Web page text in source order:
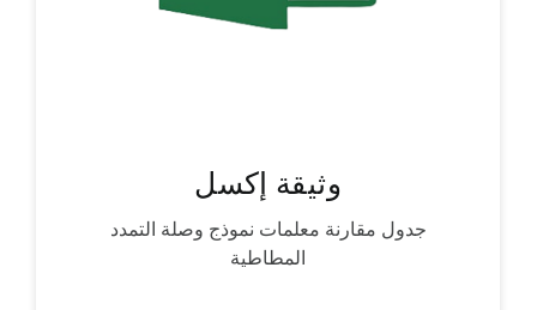
وثيقة إكسل
جدول مقارنة معلمات نموذج وصلة التمدد
المطاطية